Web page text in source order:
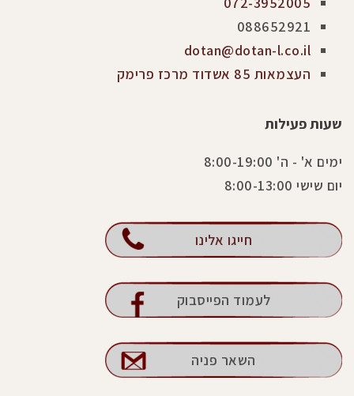
088652921
dotan@dotan-l.co.il
העצמאות 85 אשדוד מרכז פרימק
שעות פעילות
ימים א' - ה' 8:00-19:00
יום שישי 8:00-13:00
חייגו אלינו
לעמוד הפייסבוק
השאר פניה